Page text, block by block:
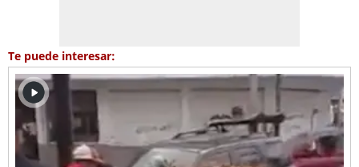
Te puede interesar: